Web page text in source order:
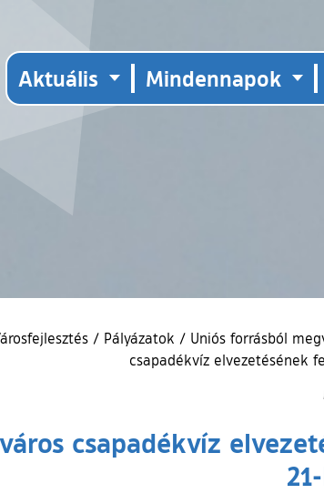
Aktuális Mindennapok
/ Pályázatok / Uniós forrásból
csapadékvíz elvezetésének
csapadékvíz